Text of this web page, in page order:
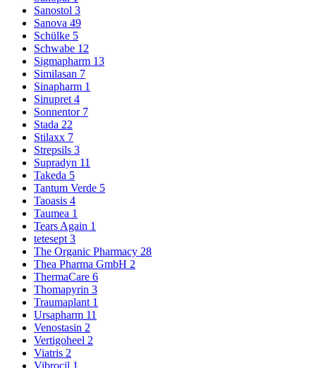
Sanostol 3
Sanova 49
Schülke 5
Schwabe 12
Sigmapharm 13
Similasan 7
Sinapharm 1
Sinupret 4
Sonnentor 7
Stada 22
Stilaxx 7
Strepsils 3
Supradyn 11
Takeda 5
Tantum Verde 5
Taoasis 4
Taumea 1
Tears Again 1
tetesept 3
The Organic Pharmacy 28
Thea Pharma GmbH 2
ThermaCare 6
Thomapyrin 3
Traumaplant 1
Ursapharm 11
Venostasin 2
Vertigoheel 2
Viatris 2